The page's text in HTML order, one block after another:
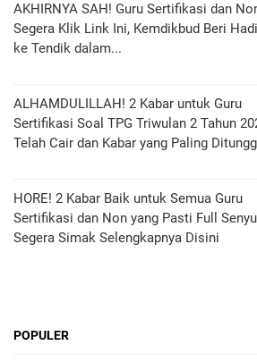
AKHIRNYA SAH! Guru Sertifikasi dan
Segera Klik Link Ini, Kemdikbud Beri
ke Tendik dalam...
ALHAMDULILLAH! 2 Kabar untuk Guru
Sertifikasi Soal TPG Triwulan 2 Tahun
Telah Cair dan Kabar yang Paling
HORE! 2 Kabar Baik untuk Semua Guru
Sertifikasi dan Non yang Pasti Full
Segera Simak Selengkapnya Disini
POPULER